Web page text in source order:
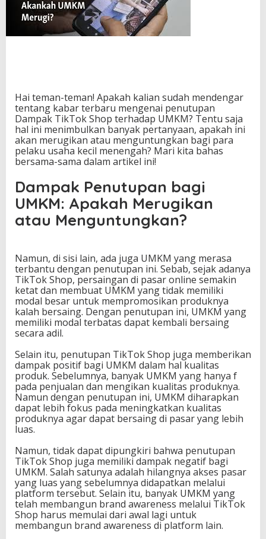
o
p
D
i
p
T
e
r
h
a
d
a
U
M
K
M
u
g
i
a
t
a
u
U
t
u
n
g
?
Hai teman-teman! Apakah kalian sudah mendengar
tentang kabar terbaru mengenai penutupan
Dampak TikTok Shop terhadap UMKM? Tentu saja
hal ini menimbulkan banyak pertanyaan, apakah ini
akan merugikan atau menguntungkan bagi para
pelaku usaha kecil menengah? Mari kita bahas
bersama-sama dalam artikel ini!
Dampak Penutupan bagi
UMKM: Apakah Merugikan
atau Menguntungkan?
Namun, di sisi lain, ada juga UMKM yang merasa
terbantu dengan penutupan ini. Sebab, sejak adanya
TikTok Shop, persaingan di pasar online semakin
ketat dan membuat UMKM yang tidak memiliki
modal besar untuk mempromosikan produknya
kalah bersaing. Dengan penutupan ini, UMKM yang
memiliki modal terbatas dapat kembali bersaing
secara adil.
Selain itu, penutupan TikTok Shop juga memberikan
dampak positif bagi UMKM dalam hal kualitas
produk. Sebelumnya, banyak UMKM yang hanya f
pada penjualan dan mengikan kualitas produknya.
Namun dengan penutupan ini, UMKM diharapkan
dapat lebih fokus pada meningkatkan kualitas
produknya agar dapat bersaing di pasar yang lebih
luas.
Namun, tidak dapat dipungkiri bahwa penutupan
TikTok Shop juga memiliki dampak negatif bagi
UMKM. Salah satunya adalah hilangnya akses pasar
yang luas yang sebelumnya didapatkan melalui
platform tersebut. Selain itu, banyak UMKM yang
telah membangun brand awareness melalui TikTok
Shop harus memulai dari awal lagi untuk
membangun brand awareness di platform lain.